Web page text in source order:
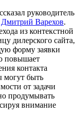
руководитель
Дмитрий Варехов.
из контекстной
дилерского сайта,
форму заявки
повышает
контакта
могут быть
от задачи
продумывать
внимание